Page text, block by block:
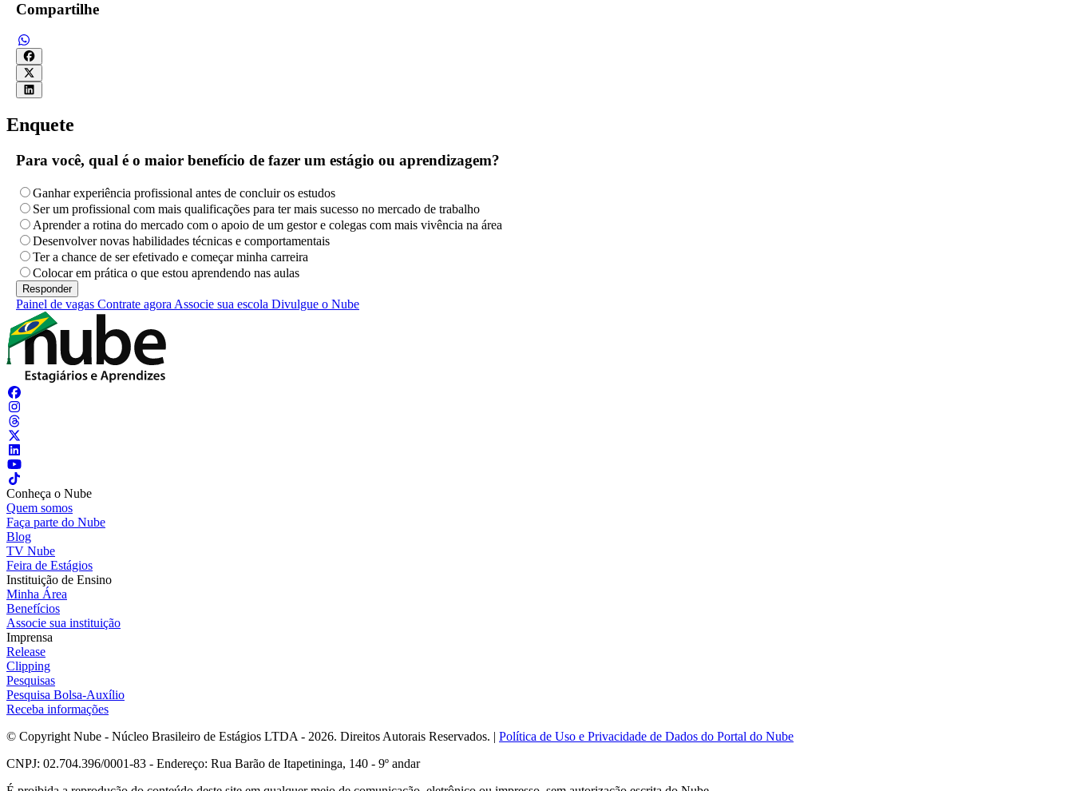
Compartilhe
Enquete
Para você, qual é o maior benefício de fazer um estágio ou aprendizagem?
Ganhar experiência profissional antes de concluir os estudos
Ser um profissional com mais qualificações para ter mais sucesso no mercado de trabalho
Aprender a rotina do mercado com o apoio de um gestor e colegas com mais vivência na área
Desenvolver novas habilidades técnicas e comportamentais
Ter a chance de ser efetivado e começar minha carreira
Colocar em prática o que estou aprendendo nas aulas
Painel de vagas Contrate agora Associe sua escola Divulgue o Nube
Conheça o Nube
Quem somos
Faça parte do Nube
Blog
TV Nube
Feira de Estágios
Instituição de Ensino
Minha Área
Benefícios
Associe sua instituição
Imprensa
Release
Clipping
Pesquisas
Pesquisa Bolsa-Auxílio
Receba informações
© Copyright Nube - Núcleo Brasileiro de Estágios LTDA - 2026. Direitos Autorais Reservados. | Política de Uso e Privacidade de Dados do Portal do Nube
CNPJ: 02.704.396/0001-83 - Endereço: Rua Barão de Itapetininga, 140 - 9º andar